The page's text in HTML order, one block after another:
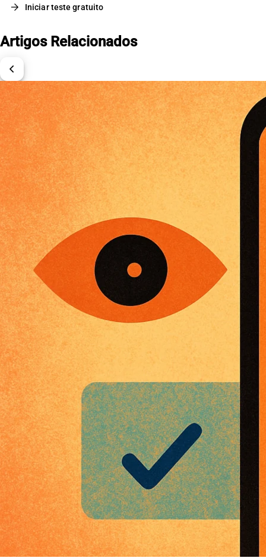
arrow_forward Iniciar teste gratuito
Artigos Relacionados
chevron_left